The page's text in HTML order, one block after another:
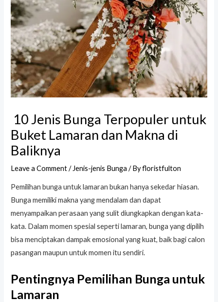
10 Jenis Bunga Terpopuler untuk
Buket Lamaran dan Makna di
Baliknya
Leave a Comment / Jenis-jenis Bunga / Byfloristfulton
Pemilihan bunga untuk lamaran bukan hanya sekedar hiasan.
Bunga memiliki makna yang mendalam dan dapat
menyampaikan perasaan yang sulit diungkapkan dengan kata-
kata. Dalam momen spesial seperti lamaran, bunga yang dipilih
bisa menciptakan dampak emosional yang kuat, baik bagi calon
pasangan maupun untuk momen itu sendiri.
Pentingnya Pemilihan Bunga untuk
Lamaran